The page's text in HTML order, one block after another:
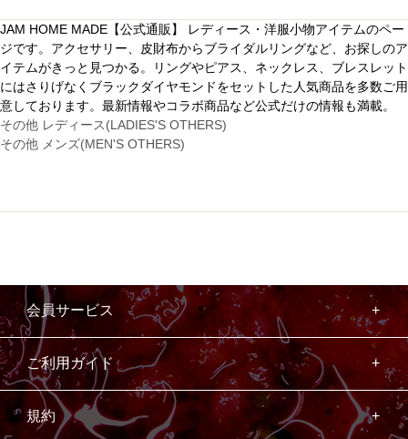
JAM HOME MADE【公式通販】 レディース・洋服小物アイテムのペー
ジです。アクセサリー、皮財布からブライダルリングなど、お探しのア
イテムがきっと見つかる。リングやピアス、ネックレス、ブレスレット
にはさりげなくブラックダイヤモンドをセットした人気商品を多数ご用
意しております。最新情報やコラボ商品など公式だけの情報も満載。
その他 レディース(LADIES'S OTHERS)
その他 メンズ(MEN'S OTHERS)
会員サービス
ご利用ガイド
規約